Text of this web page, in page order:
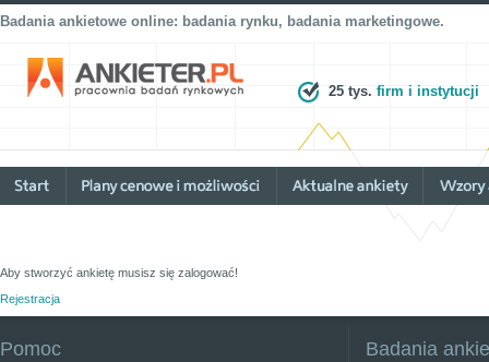
Badania ankietowe online: badania rynku, badania marketingowe.
25 tys. firm i instytucji
Aby stworzyć ankietę musisz się zalogować!
Rejestracja
Pomoc Badania